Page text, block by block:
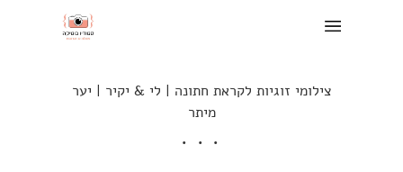
צילומי זוגיות לקראת חתונה | לי & יקיר | יער
מיתר